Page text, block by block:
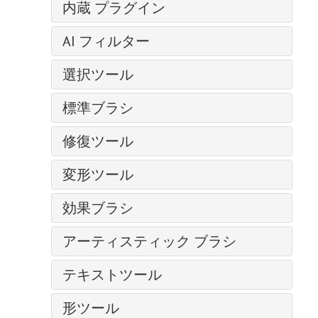
クローンスタンプ
写真から人物を抽出する
クロマキー
SmartMask プラグイン
粒子＆流線
写真をパステル画に変換
芸術的効果
油絵効果
デジタルアート
爆発効果
古い写真の復元
ハイパス
カメレオンブラシ
プラグインの導入方法
テクスチャブラシ
操作方法
新規イメージの作成
AKVIS形式
カラースペース
画像のサイズ変更
グラフィック タブレットでの作業
バッチ処理
バッチ変換
印刷
プログラムの環境設定
ホットキー
レイヤー マスク
クリッピング マスク
ブレンド モード
明るさによるブレンド
チャンネル
選択範囲
履歴
色
スウォッチ
色相環
アクション
ファイル情報
明るさ/コントラスト
露出度
部分的な彩度
色相/彩度
フォトフィルター
色バランス
特定色域の選択
カラー ルックアップ (3D LUT)
反転
しきい値
ポスタリゼーション
白黒
グラデーション マップ
非彩色
カラー マッチ
— コミック
— ハーフトーン パターン
— リノカット効果
— ペン & インク
— 鉛筆画
— 写真複写
— ステンシル
— 粗いエッジ(縁）
ぼかし効果
ブラシ ストローク
チャンネル ミキサー
画像結合
ディスト―ション
ドロップシャドウ
内蔵 プラグイン
AirBrush
Enhancer
HDRFactory
LightShop
MakeUp
NatureArt
Neon
Noise Buster
Points
SmartMask
AI フィルター
イメージを拡大
JPEG アーティファクト除去
モーション デブラー
ノイズ除去
選択ツール
基本選択ツール
自動選択ツール
クイック選択ツール
被写体の選択 AI
主被写体を選択 AI
色範囲
エッジの微調整
選択範囲の修正
選択コマンド
標準ブラシ
カラーブラシ
色鉛筆
スプレーツール
再カラーブラシ
テクスチャブラシ
消しゴム
履歴ブラシ
塗りつぶし
グラデーションでの塗りつぶし
修復ツール
調整ブラシ
スポットリムーバー
赤目除去
歯のホワイトニング
変形ツール
手前に変形
奥に変形
膨張変形
しわ変形
ねじり変形
変形再構成
効果ブラシ
フラッフィー ブラシ
ヘア ブラシ
ブリストル ブラシ
スレッド ブラシ
アーティスティック ブラシ
油絵用ブラシ
ローラー
フェルトペン
テキストツール
テキストツール
形ツール